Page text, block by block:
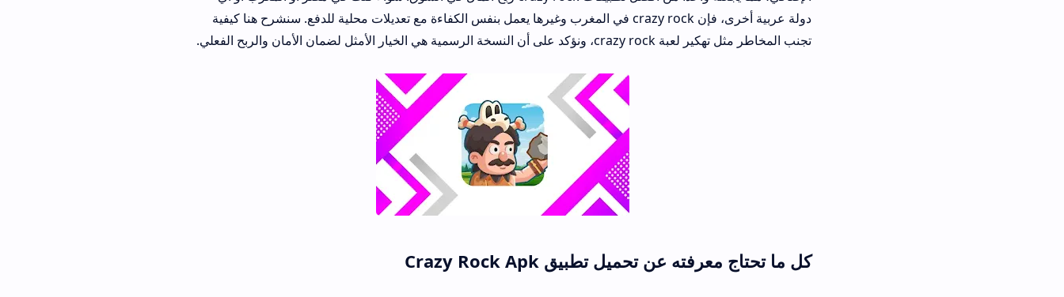
دولة عربية أخرى، فإن crazy rock في المغرب وغيرها يعمل بنفس الكفاءة مع تعديلات محلية للدفع. سنشرح هنا كيفية
تجنب المخاطر مثل تهكير لعبة crazy rock، ونؤكد على أن النسخة الرسمية هي الخيار الأمثل لضمان الأمان والربح الفعلي.
كل ما تحتاج معرفته عن تحميل تطبيق Crazy Rock Apk